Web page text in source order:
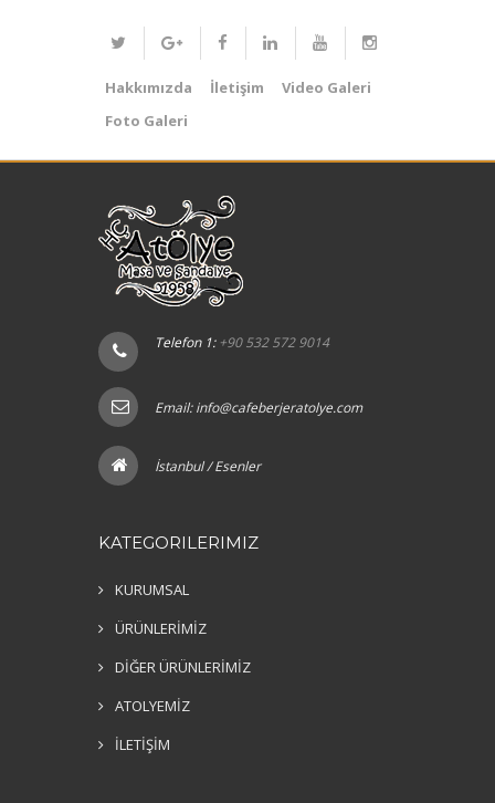
Hakkımızda İletişim
Video Galeri
Foto Galeri
Telefon 1: +90 532 572 9014
Email:info@cafeberjeratolye.com
İstanbul / Esenler
KATEGORILERIMIZ
KURUMSAL
ÜRÜNLERİMİZ
DİĞER ÜRÜNLERİMİZ
ATOLYEMİZ
İLETİŞİM